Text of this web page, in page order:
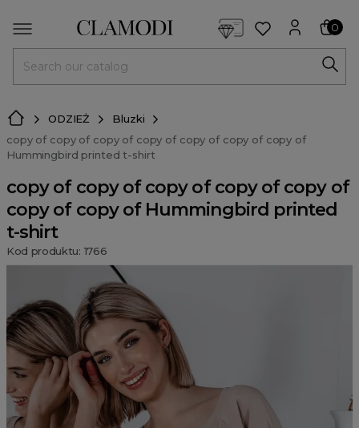
0
ODZIEŻ
Bluzki
copy of copy of copy of copy of copy of copy of copy of
Hummingbird printed t-shirt
copy of copy of copy of copy of copy of
copy of copy of Hummingbird printed
t-shirt
Kod produktu: 1766